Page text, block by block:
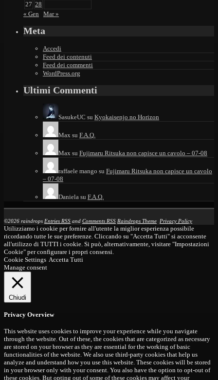
27 28
« Gen
Mar »
Meta
Accedi
Feed dei contenuti
Feed dei commenti
WordPress.org
Ultimi Commenti
SasukeUC su Kyokaisenjo no Horizon
Max su F.A.Q.
Max su Fujimaru Ritsuka non capisce un cavolo – 07-08
raffaele mango su Fujimaru Ritsuka non capisce un cavolo
– 07-08
Daniela su F.A.Q.
©2026 raindrops Entries RSS and Comments RSS Raindrops Theme Privacy Policy
Utilizziamo i cookie per fornire all'utente la miglior esperienza possibile
ricordando tutte le sue preferenze. Cliccando su "Accetta Tutti" si acconsente
all'utilizzo di TUTTI i cookie. Si può, alternativamente, visitare "Impostazioni
Cookie" per configurare i propri consensi.
Cookie Settings Accetta Tutti
Manage consent
Chiudi
Privacy Overview
This website uses cookies to improve your experience while you navigate
through the website. Out of these, the cookies that are categorized as necessary
are stored on your browser as they are essential for the working of basic
functionalities of the website. We also use third-party cookies that help us
analyze and understand how you use this website. These cookies will be stored
in your browser only with your consent. You also have the option to opt-out of
these cookies. But opting out of some of these cookies may affect your